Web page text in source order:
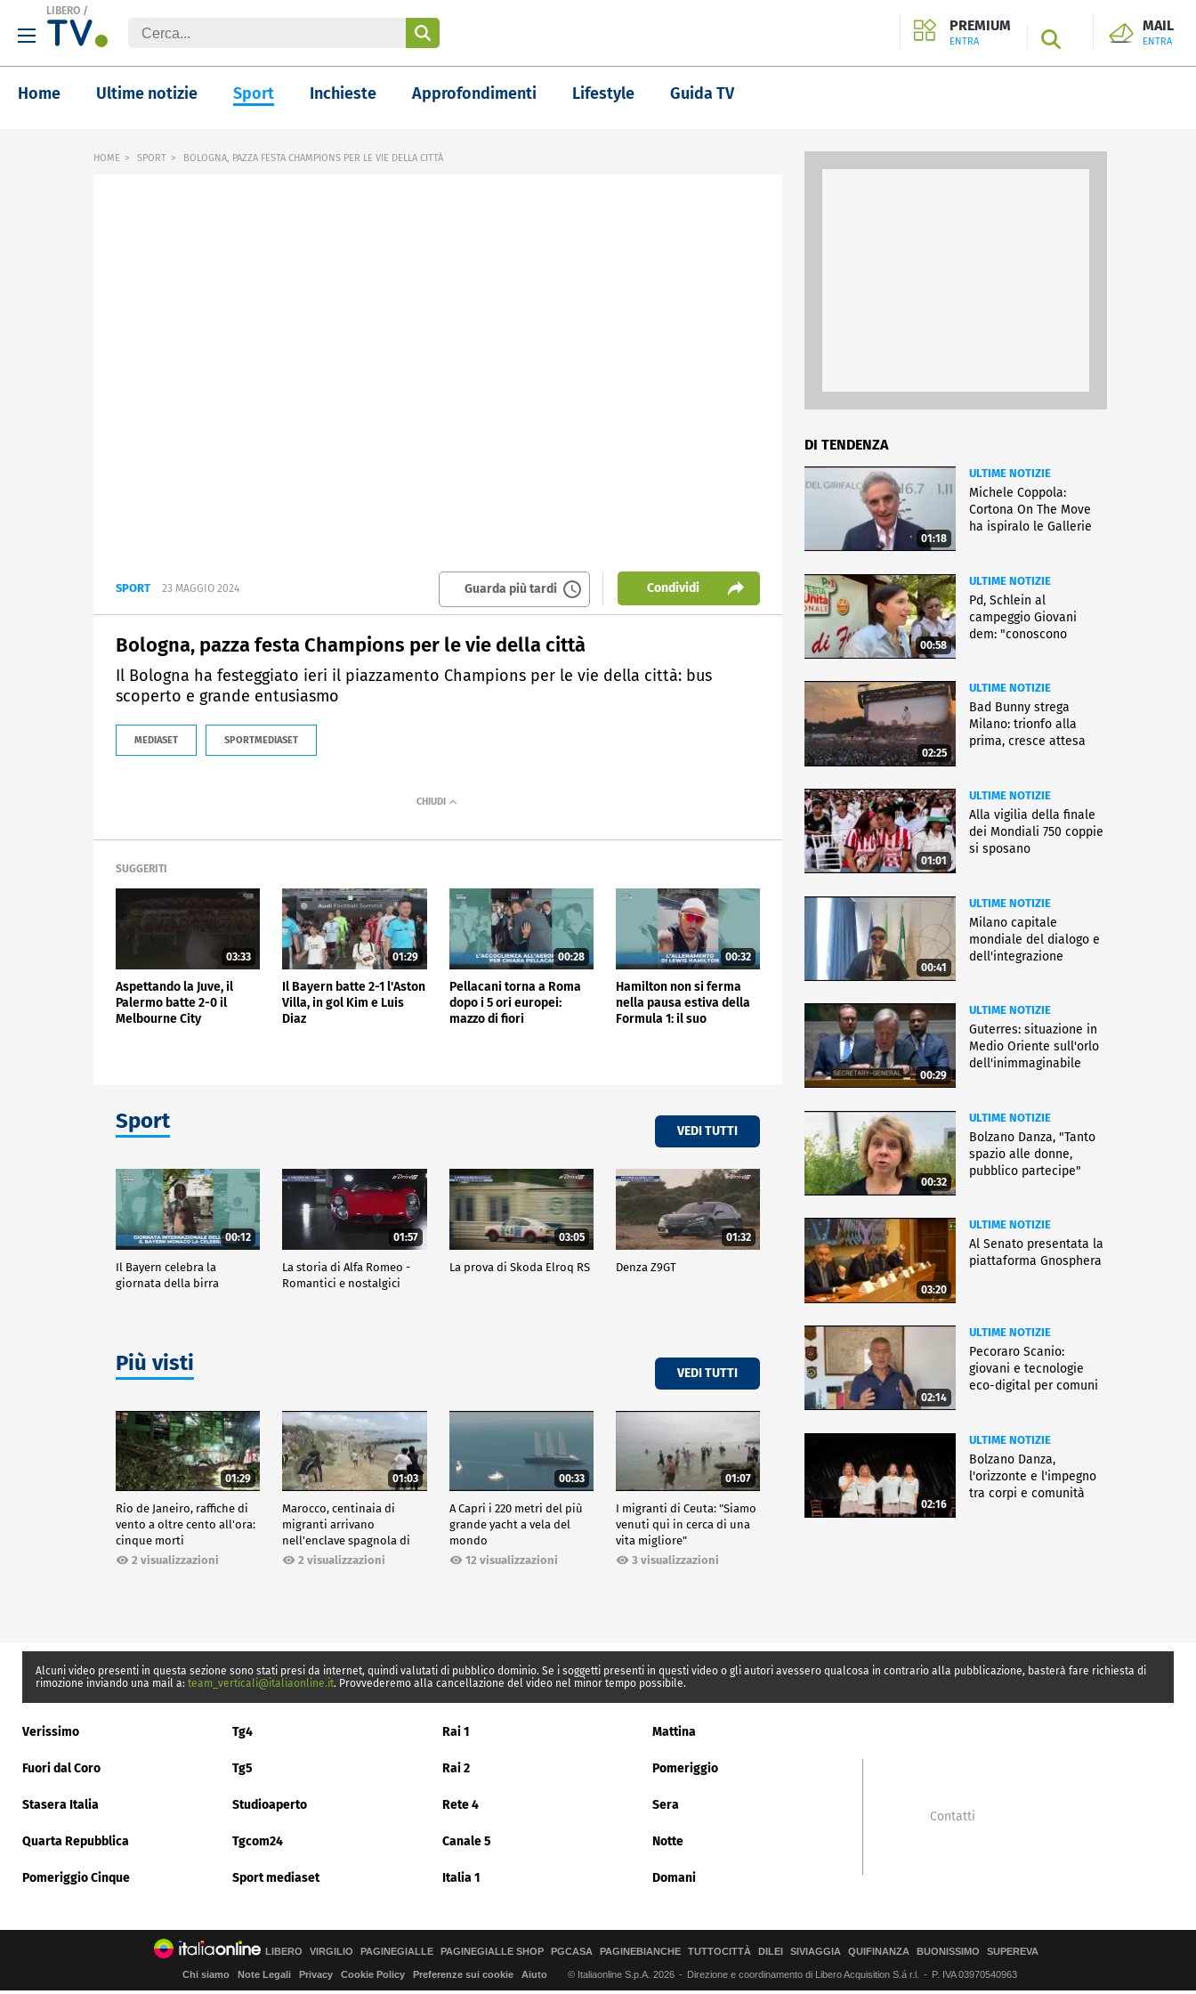
LIBERO /
PREMIUM
ENTRA SEARCH
MAIL
ENTRA
Home Ultime notizie Sport Inchieste Approfondimenti Lifestyle Guida TV
HOME SPORT BOLOGNA, PAZZA FESTA CHAMPIONS PER LE VIE DELLA CITTÀ
SPORT 23 MAGGIO 2024 Guarda più tardi Condividi
Bologna, pazza festa Champions per le vie della città
Il Bologna ha festeggiato ieri il piazzamento Champions per le vie della città: bus
scoperto e grande entusiasmo
MEDIASET SPORTMEDIASET
SUGGERITI
03:33
Aspettando la Juve, il
Palermo batte 2-0 il
Melbourne City
01:29
Il Bayern batte 2-1 l'Aston
Villa, in gol Kim e Luis
Diaz
00:28
Pellacani torna a Roma
dopo i 5 ori europei:
mazzo di fiori
00:32
Hamilton non si ferma
nella pausa estiva della
Formula 1: il suo
Sport VEDI TUTTI
00:12
Il Bayern celebra la
giornata della birra
01:57
La storia di Alfa Romeo -
Romantici e nostalgici
03:05
La prova di Skoda Elroq RS
01:32
Denza Z9GT
Più visti VEDI TUTTI
01:29
Rio de Janeiro, raffiche di
vento a oltre cento all'ora:
cinque morti
2 visualizzazioni
01:03
Marocco, centinaia di
migranti arrivano
nell'enclave spagnola di
Ceuta2 visualizzazioni
00:33
A Capri i 220 metri del più
grande yacht a vela del
mondo
12 visualizzazioni
01:07
I migranti di Ceuta: "Siamo
venuti qui in cerca di una
vita migliore"
3 visualizzazioni
DI TENDENZA
01:18
ULTIME NOTIZIE
Michele Coppola:
Cortona On The Move
ha ispiralo le Gallerie
00:58
ULTIME NOTIZIE
Pd, Schlein al
campeggio Giovani
dem: "conoscono
02:25
ULTIME NOTIZIE
Bad Bunny strega
Milano: trionfo alla
prima, cresce attesa
01:01
ULTIME NOTIZIE
Alla vigilia della finale
dei Mondiali 750 coppie
si sposano
00:41
ULTIME NOTIZIE
Milano capitale
mondiale del dialogo e
dell'integrazione
00:29
ULTIME NOTIZIE
Guterres: situazione in
Medio Oriente sull'orlo
dell'inimmaginabile
00:32
ULTIME NOTIZIE
Bolzano Danza, "Tanto
spazio alle donne,
pubblico partecipe"
03:20
ULTIME NOTIZIE
Al Senato presentata la
piattaforma Gnosphera
02:14
ULTIME NOTIZIE
Pecoraro Scanio:
giovani e tecnologie
eco-digital per comuni
02:16
ULTIME NOTIZIE
Bolzano Danza,
l'orizzonte e l'impegno
tra corpi e comunità
Alcuni video presenti in questa sezione sono stati presi da internet, quindi valutati di pubblico dominio. Se i soggetti presenti in questi video o gli autori avessero qualcosa in contrario alla pubblicazione, basterà fare richiesta di
rimozione inviando una mail a: team_verticali@italiaonline.it. Provvederemo alla cancellazione del video nel minor tempo possibile.
Verissimo Tg4 Rai 1 Mattina
Fuori dal Coro Tg5 Rai 2 Pomeriggio
Stasera Italia Studioaperto Rete 4 Sera
Quarta Repubblica Tgcom24 Canale 5 Notte
Pomeriggio Cinque Sport mediaset Italia 1 Domani
Contatti
LIBERO VIRGILIO PAGINEGIALLE PAGINEGIALLE SHOP PGCASA PAGINEBIANCHE TUTTOCITTÀ DILEI SIVIAGGIA QUIFINANZA BUONISSIMO SUPEREVA
Chi siamo Note Legali Privacy Cookie Policy Preferenze sui cookie Aiuto © Italiaonline S.p.A. 2026 Direzione e coordinamento di Libero Acquisition S.á r.l. P. IVA 03970540963